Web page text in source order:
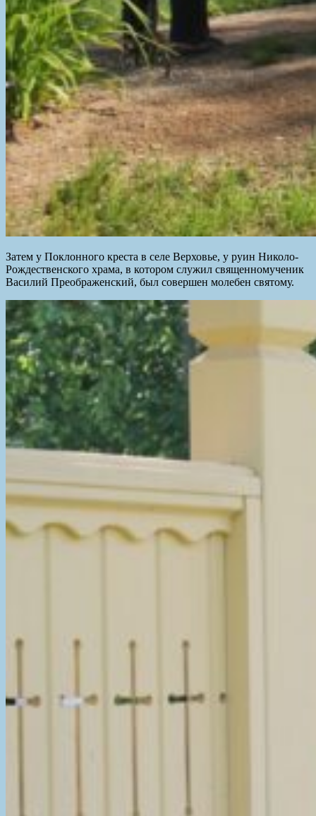
Затем у Поклонного креста в селе Верховье, у руин Николо-
Рождественского храма, в котором служил священномученик
Василий Преображенский, был совершен молебен святому.